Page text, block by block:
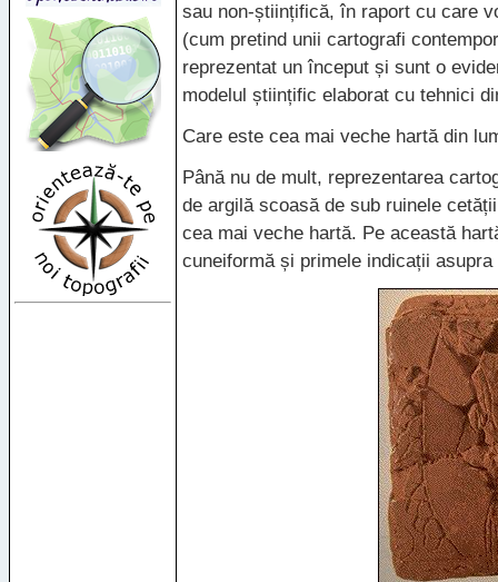
sau non-științifică, în raport cu care
(cum pretind unii cartografi
reprezentat un început și sunt o
modelul științific elaborat cu tehnici
Care este cea mai veche hartă din
Până nu de mult, reprezentarea
de argilă scoasă de sub ruinele
cea mai veche hartă. Pe această
cuneiformă și primele indicații